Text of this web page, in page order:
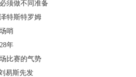
须做不同准备
特斯特罗姆
哨
年
比赛的气势
易斯先发